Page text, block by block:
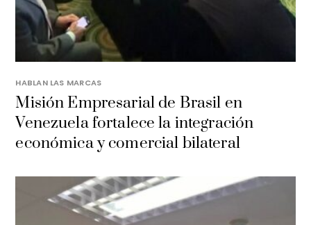
HABLAN LAS MARCAS
Misión Empresarial de Brasil en
Venezuela fortalece la integración
económica y comercial bilateral